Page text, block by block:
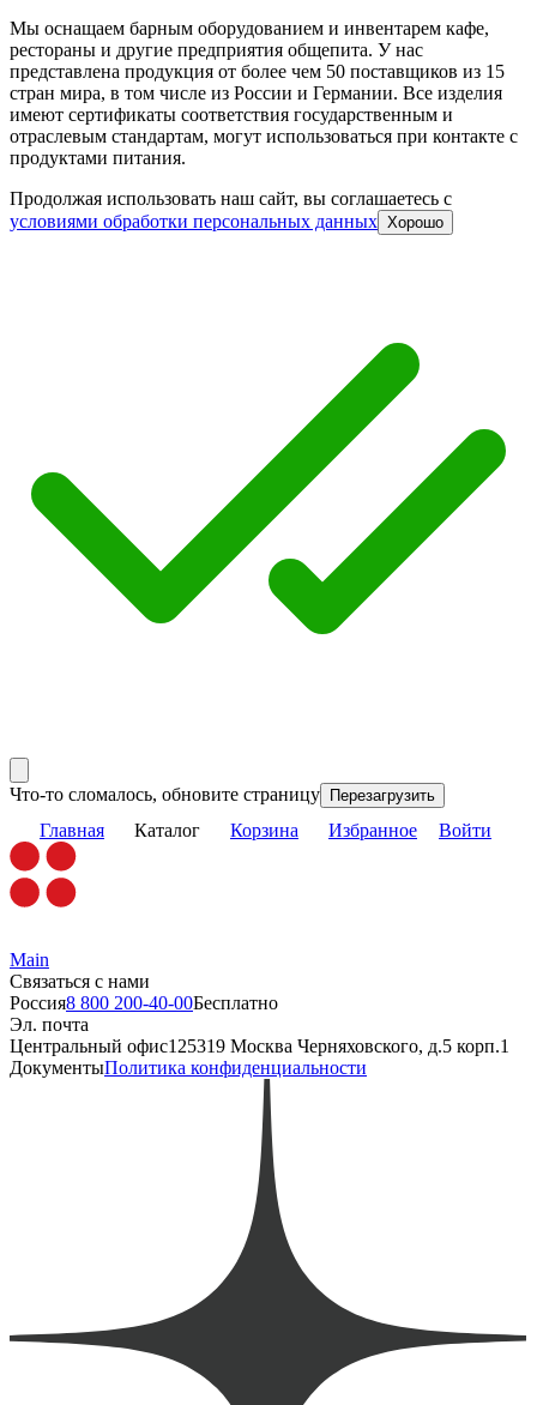
Мы оснащаем барным оборудованием и инвентарем кафе,
рестораны и другие предприятия общепита. У нас
представлена продукция от более чем 50 поставщиков из 15
стран мира, в том числе из России и Германии. Все изделия
имеют сертификаты соответствия государственным и
отраслевым стандартам, могут использоваться при контакте с
продуктами питания.
Продолжая использовать наш сайт, вы соглашаетесь c
условиями обработки персональных данных Хорошо
Что-то сломалось, обновите страницу Перезагрузить
Главная Каталог Корзина Избранное Войти
Main
Связаться с нами
Россия8 800 200-40-00Бесплатно
Эл. почта
Центральный офис125319 Москва Черняховского, д.5 корп.1
ДокументыПолитика конфиденциальности